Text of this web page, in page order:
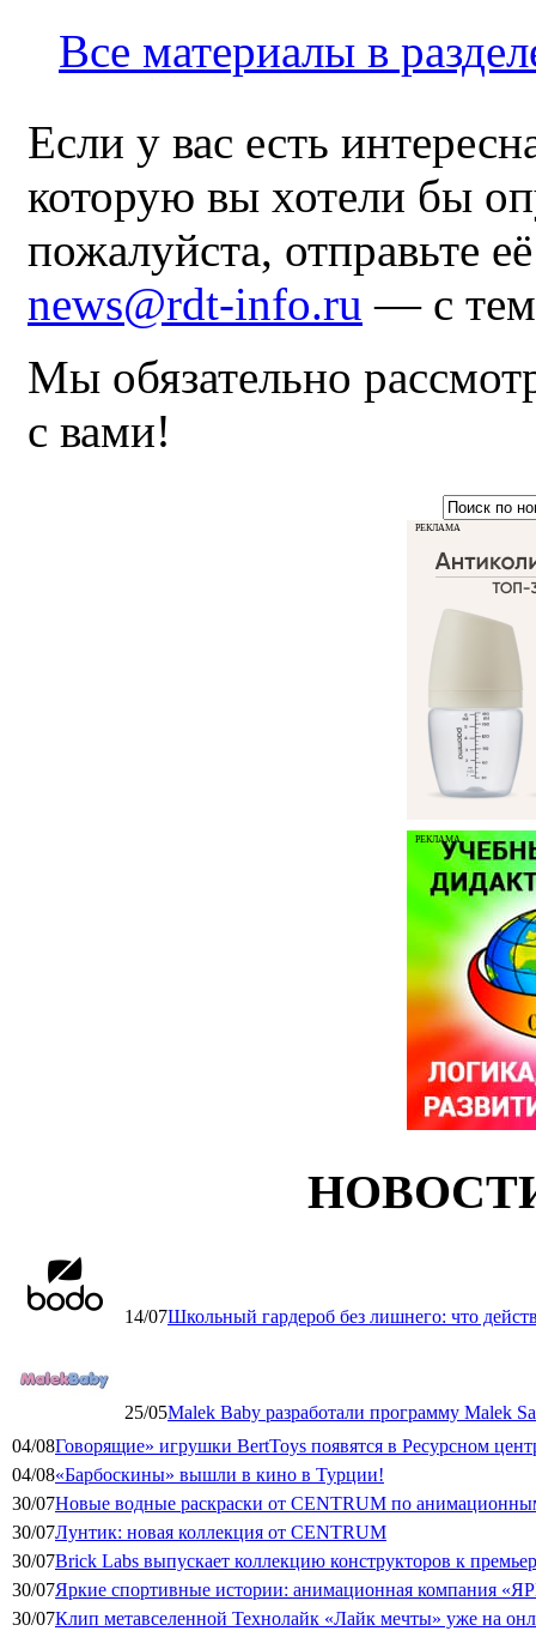
Все материалы в
Если у вас есть
которую вы хотели бы
пожалуйста, отправьте
news@rdt-info.ru — с
Мы обязательно
с вами!
РЕКЛАМА
РЕКЛАМА
14/07Школьный гардероб без лишнего: что
25/05Malek Baby разработали программу Malek
04/08Говорящие» игрушки BertToys появятся в Ресурсном
04/08«Барбоскины» вышли в кино в Турции!
30/07Новые водные раскраски от CENTRUM по
30/07Лунтик: новая коллекция от CENTRUM
30/07Brick Labs выпускает коллекцию конструкторов к
30/07Яркие спортивные истории: анимационная компания
30/07Клип метавселенной Технолайк «Лайк мечты» уже на